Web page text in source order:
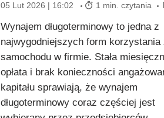
05 Lut 2026 | 16:02 1 min. czytania
Wynajem długoterminowy to jedna z
najwygodniejszych form korzystania
samochodu w firmie. Stała
opłata i brak konieczności
kapitału sprawiają, że wynajem
długoterminowy coraz częściej jest